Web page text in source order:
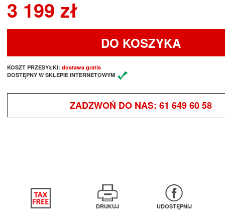
3 199 zł
DO KOSZYKA
KOSZT PRZESYŁKI: dostawa gratis
DOSTĘPNY W SKLEPIE INTERNETOWYM
ZADZWOŃ DO NAS: 61 649 60 58
DRUKUJ UDOSTĘPNIJ